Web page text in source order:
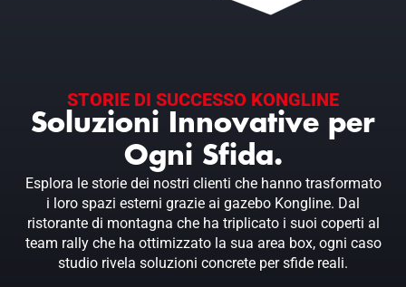
STORIE DI SUCCESSO KONGLINE
Soluzioni Innovative per
Ogni Sfida.
Esplora le storie dei nostri clienti che hanno trasformato
i loro spazi esterni grazie ai gazebo Kongline. Dal
ristorante di montagna che ha triplicato i suoi coperti al
team rally che ha ottimizzato la sua area box, ogni caso
studio rivela soluzioni concrete per sfide reali.